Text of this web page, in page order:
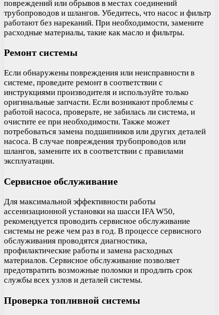
повреждений или обрывов в местах соединений
трубопроводов и шлангов. Убедитесь, что насос и фильтр
работают без нареканий. При необходимости, замените
расходные материалы, такие как масло и фильтры.
Ремонт системы
Если обнаружены повреждения или неисправности в
системе, проведите ремонт в соответствии с
инструкциями производителя и используйте только
оригинальные запчасти. Если возникают проблемы с
работой насоса, проверьте, не забилась ли система, и
очистите ее при необходимости. Также может
потребоваться замена подшипников или других деталей
насоса. В случае повреждения трубопроводов или
шлангов, замените их в соответствии с правилами
эксплуатации.
Сервисное обслуживание
Для максимальной эффективности работы
ассенизационной установки на шасси IFA W50,
рекомендуется проводить сервисное обслуживание
системы не реже чем раз в год. В процессе сервисного
обслуживания проводятся диагностика,
профилактические работы и замена расходных
материалов. Сервисное обслуживание позволяет
предотвратить возможные поломки и продлить срок
службы всех узлов и деталей системы.
Проверка топливной системы